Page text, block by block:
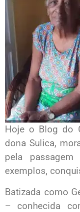
Hoje o Blog do
dona Sulica,
pela
exemplos,
Batizada como
– conhecida